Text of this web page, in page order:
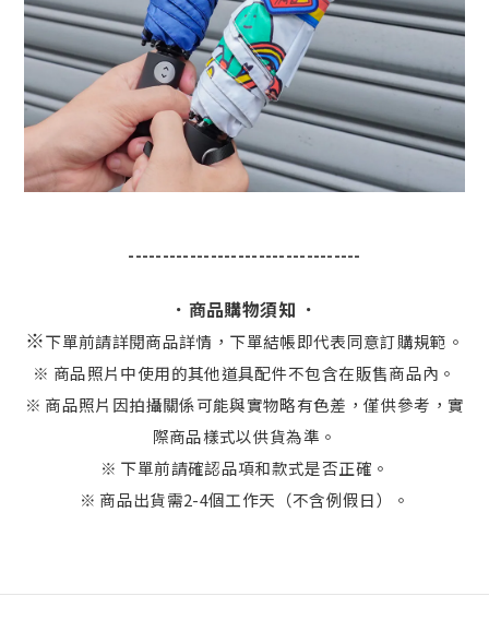
----------------------------------
．商品購物須知 ．
※下單前請詳閱商品詳情，下單結帳即代表同意訂購規範。
※ 商品照片中使用的其他道具配件不包含在販售商品內。
※ 商品照片因拍攝關係可能與實物略有色差，僅供參考，實
際商品樣式以供貨為準。
※ 下單前請確認品項和款式是否正確。
※ 商品出貨需2-4個工作天（不含例假日）。